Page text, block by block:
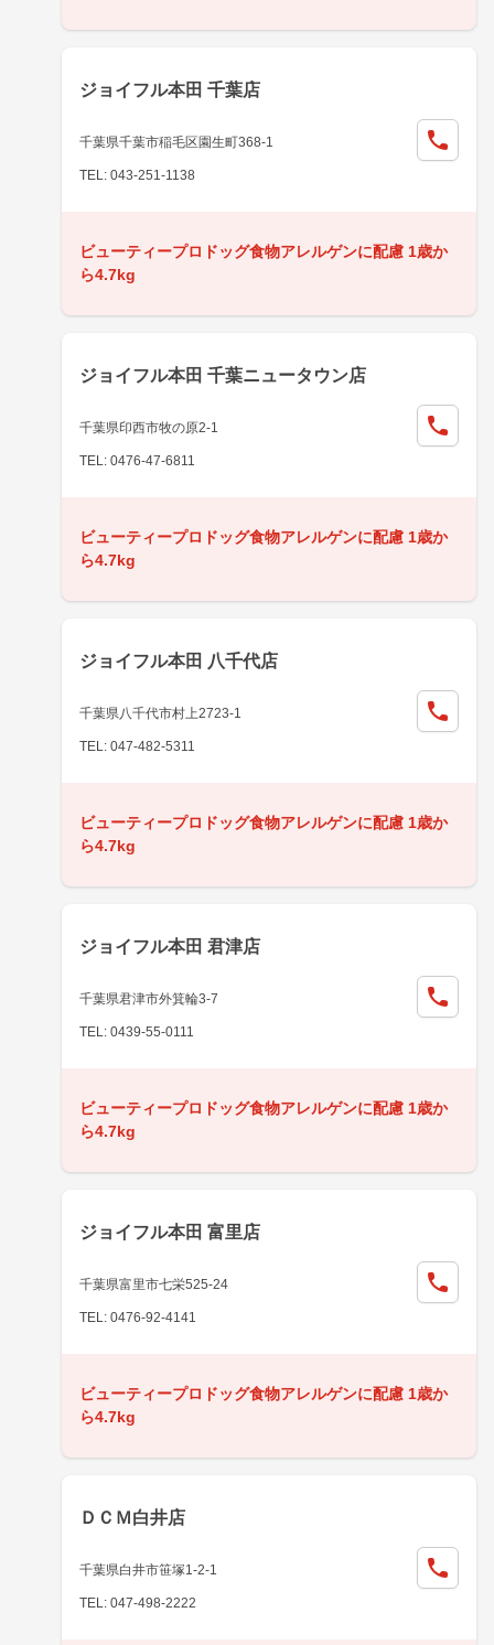
ジョイフル本田 千葉店
千葉県千葉市稲毛区園生町368-1
TEL: 043-251-1138
ビューティープロドッグ食物アレルゲンに配慮 1歳か
ら4.7kg
ジョイフル本田 千葉ニュータウン店
千葉県印西市牧の原2-1
TEL: 0476-47-6811
ビューティープロドッグ食物アレルゲンに配慮 1歳か
ら4.7kg
ジョイフル本田 八千代店
千葉県八千代市村上2723-1
TEL: 047-482-5311
ビューティープロドッグ食物アレルゲンに配慮 1歳か
ら4.7kg
ジョイフル本田 君津店
千葉県君津市外箕輪3-7
TEL: 0439-55-0111
ビューティープロドッグ食物アレルゲンに配慮 1歳か
ら4.7kg
ジョイフル本田 富里店
千葉県富里市七栄525-24
TEL: 0476-92-4141
ビューティープロドッグ食物アレルゲンに配慮 1歳か
ら4.7kg
ＤＣＭ白井店
千葉県白井市笹塚1-2-1
TEL: 047-498-2222